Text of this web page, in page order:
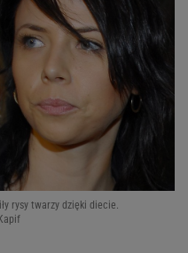
rysy twarzy dzięki diecie.